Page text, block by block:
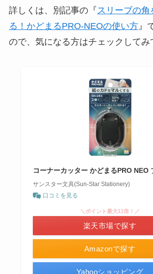
詳しくは、別記事の『 スリーブの角
る！かどまるPRO-NEOの使い方』
ので、気になる方はチェックしてみ
コーナーカッター かどまるPRO NEO
サンスター文具(Sun-Star Stationery)
口コミを見る
Amazonで探す
＼ポイント最大11倍！／
楽天市場で探す
Yahooショッピング